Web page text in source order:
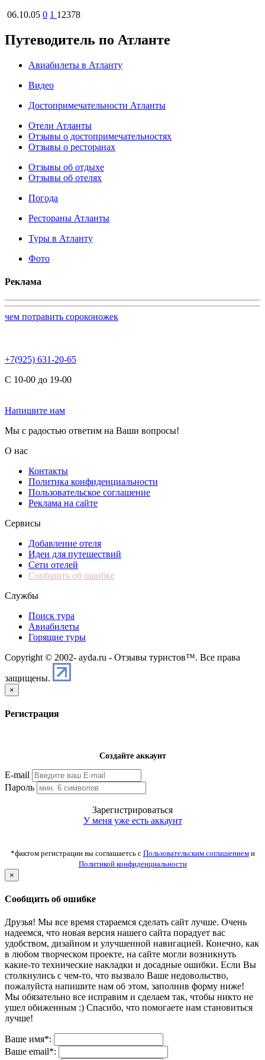
06.10.05 0 1 12378
Путеводитель по Атланте
Авиабилеты в Атланту
Видео
Достопримечательности Атланты
Отели Атланты
Отзывы о достопримечательностях
Отзывы о ресторанах
Отзывы об отдыхе
Отзывы об отелях
Погода
Рестораны Атланты
Туры в Атланту
Фото
Реклама
чем потравить сороконожек
+7(925) 631-20-65
С 10-00 до 19-00
Напишите нам
Мы с радостью ответим на Ваши вопросы!
О нас
Контакты
Политика конфиденциальности
Пользовательское соглашение
Реклама на сайте
Сервисы
Добавление отеля
Идеи для путешествий
Сети отелей
Сообщить об ошибке
Службы
Поиск тура
Авиабилеты
Горящие туры
Copyright © 2002- ayda.ru - Отзывы туристов™. Все права
защищены.
×
Регистрация
Создайте аккаунт
E-mail
Пароль
Зарегистрироваться
У меня уже есть аккаунт
*фактом регистрации вы соглашаетсь с Пользовательским соглашениеми
Политикой конфиденциальности
×
Сообщить об ошибке
Друзья! Мы все время стараемся сделать сайт лучше. Очень
надеемся, что новая версия нашего сайта порадует вас
удобством, дизайном и улучшенной навигацией. Конечно, как
в любом творческом проекте, на сайте могли возникнуть
какие-то технические накладки и досадные ошибки. Если Вы
столкнулись с чем-то, что вызвало Ваше недовольство,
пожалуйста напишите нам об этом, заполнив форму ниже!
Мы обязательно все исправим и сделаем так, чтобы никто не
ушел обиженным :) Спасибо, что помогаете нам становиться
лучше!
Ваше имя*:
Ваше email*: